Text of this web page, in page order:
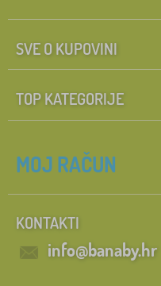
SVE O KUPOVINI
TOP KATEGORIJE
MOJ RAČUN
KONTAKTI
info@banaby.hr